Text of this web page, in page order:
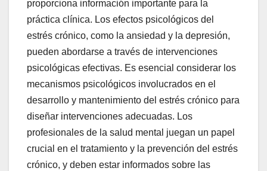
proporciona información importante para la
práctica clínica. Los efectos psicológicos del
estrés crónico, como la ansiedad y la depresión,
pueden abordarse a través de intervenciones
psicológicas efectivas. Es esencial considerar los
mecanismos psicológicos involucrados en el
desarrollo y mantenimiento del estrés crónico para
diseñar intervenciones adecuadas. Los
profesionales de la salud mental juegan un papel
crucial en el tratamiento y la prevención del estrés
crónico, y deben estar informados sobre las